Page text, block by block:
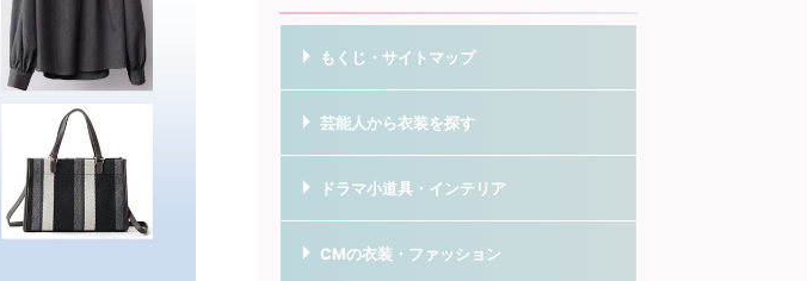
もくじ・サイトマップ
芸能人から衣装を探す
ドラマ小道具・インテリア
CMの衣装・ファッション